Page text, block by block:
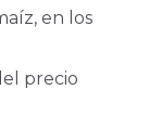
en los
precio